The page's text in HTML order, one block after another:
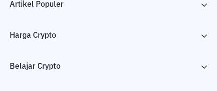
Artikel Populer
Harga Crypto
Belajar Crypto